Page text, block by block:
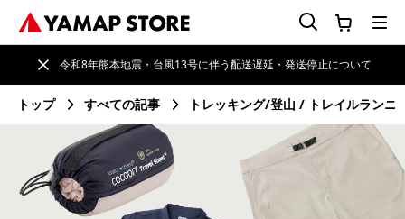
令和8年熊本地震・台風13号に伴う配送遅延・発送停止について
トップ すべての記事 トレッキング/登山 トレイルランニ